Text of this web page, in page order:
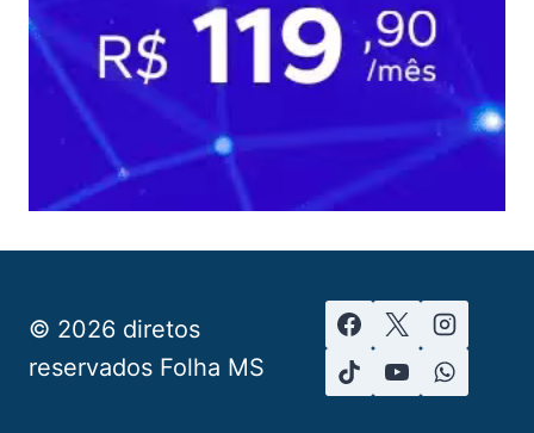
© 2026 diretos
reservados Folha MS